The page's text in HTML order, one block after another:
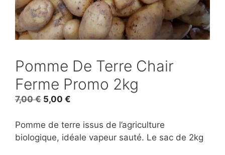
Pomme De Terre Chair
Ferme Promo 2kg
7,00€ Le
initial
était :
5,00 €
actuel
est :
Pomme de terre issus de l’agriculture
biologique, idéale vapeur sauté. Le sac de 2kg